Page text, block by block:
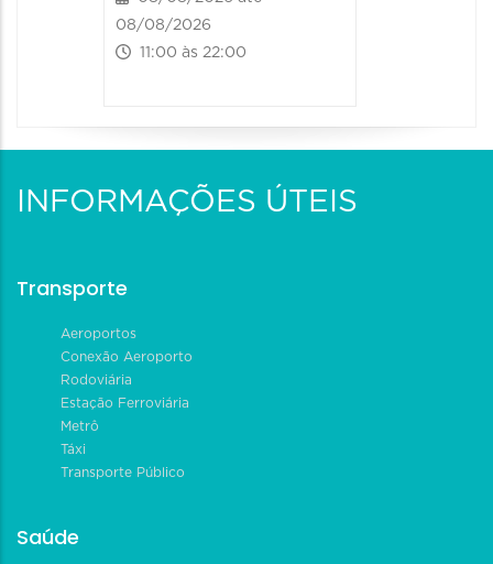
08/08/2026
11:00 às 22:00
INFORMAÇÕES ÚTEIS
Transporte
Aeroportos
Conexão Aeroporto
Rodoviária
Estação Ferroviária
Metrô
Táxi
Transporte Público
Saúde